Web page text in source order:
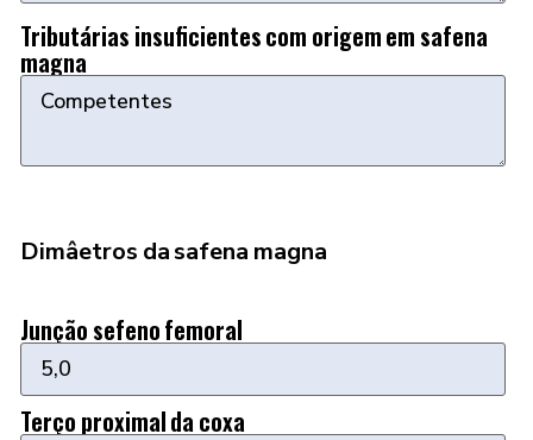
Tributárias insuficientes com origem em safena
magna
Dimâetros da safena magna
Junção sefeno femoral
Terço proximal da coxa